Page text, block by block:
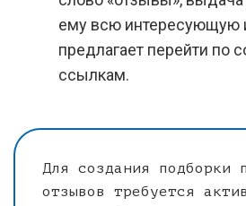
ему всю интересующую
предлагает перейти по
ссылкам.
Для создания подборки
отзывов требуется